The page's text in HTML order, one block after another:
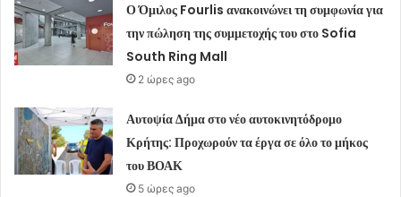
Ο Όμιλος Fourlis ανακοινώνει τη συμφωνία για
την πώληση της συμμετοχής του στο Sofia
South Ring Mall
2 ώρες ago
Αυτοψία Δήμα στο νέο αυτοκινητόδρομο
Κρήτης: Προχωρούν τα έργα σε όλο το μήκος
του ΒΟΑΚ
5 ώρες ago